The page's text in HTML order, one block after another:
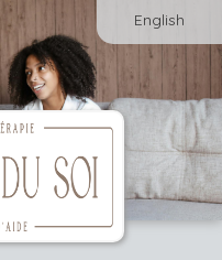
English